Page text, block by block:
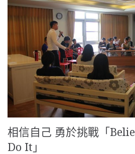
相信自己 勇於挑戰「
Do It」